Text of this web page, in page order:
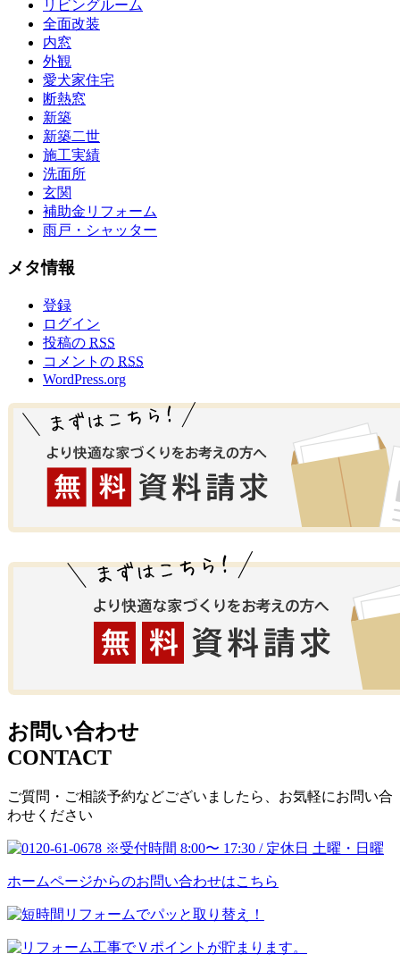
リビングルーム
全面改装
内窓
外観
愛犬家住宅
断熱窓
新築
新築二世
施工実績
洗面所
玄関
補助金リフォーム
雨戸・シャッター
メタ情報
登録
ログイン
投稿の RSS
コメントの RSS
WordPress.org
お問い合わせ
CONTACT
ご質問・ご相談予約などございましたら、お気軽にお問い合
わせください
ホームページからのお問い合わせはこちら